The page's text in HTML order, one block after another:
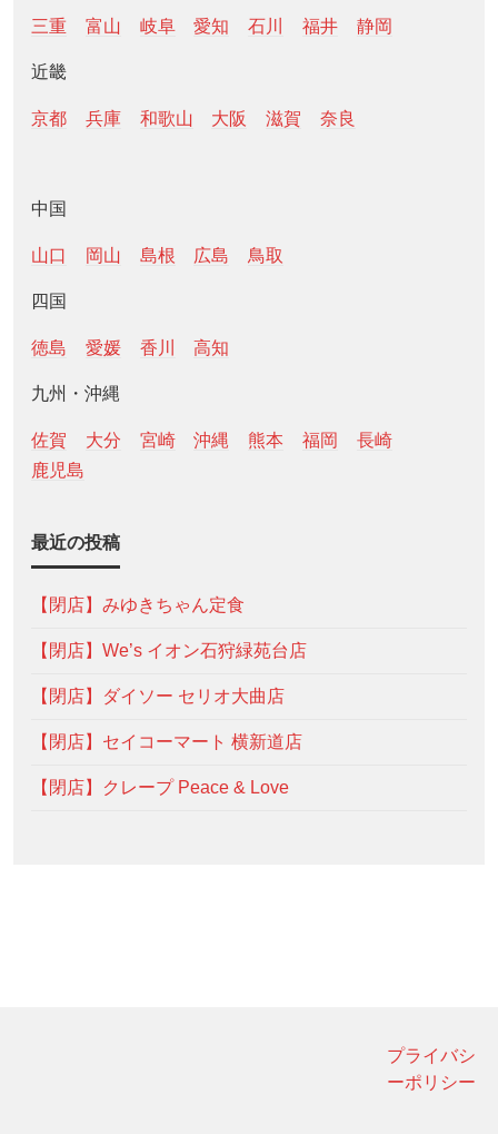
三重 富山 岐阜 愛知 石川 福井 静岡
近畿
京都 兵庫 和歌山 大阪 滋賀 奈良
中国
山口 岡山 島根 広島 鳥取
四国
徳島 愛媛 香川 高知
九州・沖縄
佐賀 大分 宮崎 沖縄 熊本 福岡
長崎
鹿児島
最近の投稿
【閉店】みゆきちゃん定食
【閉店】We’s イオン石狩緑苑台店
【閉店】ダイソー セリオ大曲店
【閉店】セイコーマート 横新道店
【閉店】クレープ Peace & Love
プライバシ
ーポリシー